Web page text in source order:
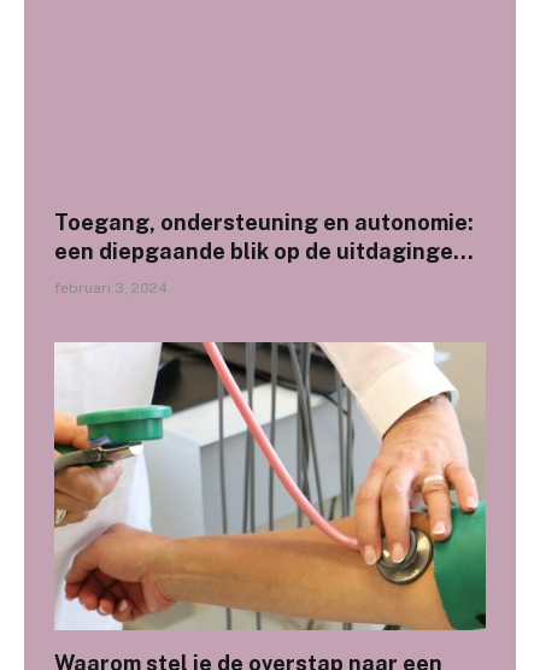
Toegang, ondersteuning en autonomie:
een diepgaande blik op de uitdagingen
en triomfen in de gehandicaptenzorg
februari 3, 2024
Waarom stel je de overstap naar een